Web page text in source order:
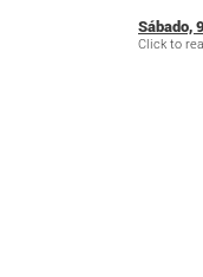
Sábado,
Click to